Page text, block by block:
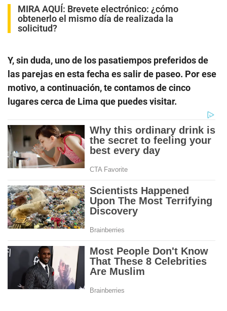
MIRA AQUÍ: Brevete electrónico: ¿cómo
obtenerlo el mismo día de realizada la
solicitud?
Y, sin duda, uno de los pasatiempos preferidos de
las parejas en esta fecha es salir de paseo. Por ese
motivo, a continuación, te contamos de cinco
lugares cerca de Lima que puedes visitar.